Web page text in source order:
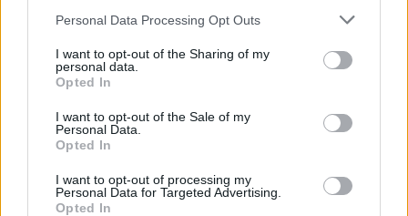
Personal Data Processing Opt Outs
I want to opt-out of the Sharing of my
personal data.
Opted In
I want to opt-out of the Sale of my
Personal Data.
Opted In
I want to opt-out of processing my
Personal Data for Targeted Advertising.
Opted In
A mí me vibraba al ralentí también, hasta que le hice la
preocupes.